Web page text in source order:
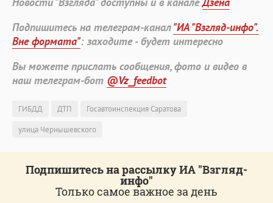
Подпишитесь на телеграм-канал"ИА "Взгляд-инфо".
Вне формата": заходите - будет интересно
Вы можете прислать сообщения, фото и видео в
наш телеграм-бот @Vz_feedbot
ГИБДД ДТП
Госавтоинспекция Саратова
улица Чернышевского
Подпишитесь на рассылку ИА "Взгляд-
инфо"
Только самое важное за день